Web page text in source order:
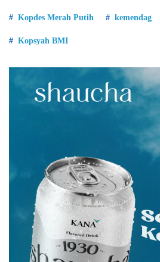
Kopdes Merah Putih kemendag
Kopsyah BMI